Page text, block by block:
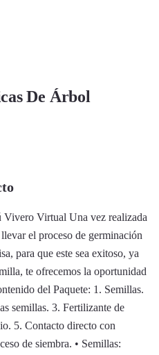
De Árbol
Virtual Una vez realizada
el proceso de germinación
para que este sea exitoso, ya
te ofrecemos la oportunidad
del Paquete: 1. Semillas.
semillas. 3. Fertilizante de
5. Contacto directo con
de siembra. • Semillas: